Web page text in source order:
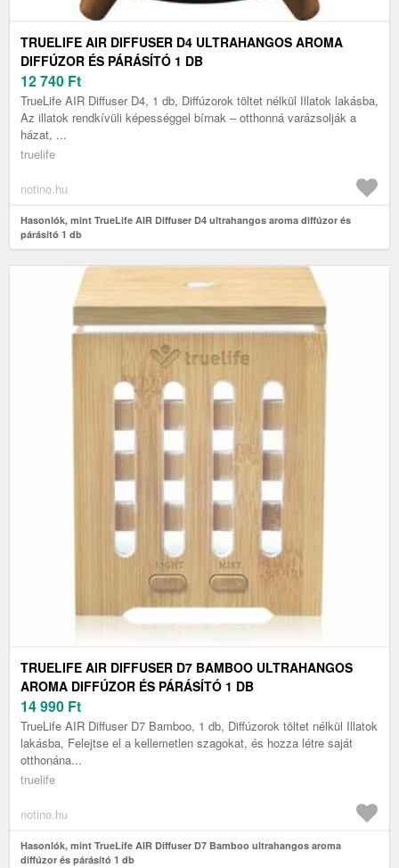
TRUELIFE AIR DIFFUSER D4 ULTRAHANGOS AROMA
DIFFÚZOR ÉS PÁRÁSÍTÓ 1 DB
12 740 Ft
TrueLife AIR Diffuser D4, 1 db, Diffúzorok töltet nélkül Illatok lakásba,
Az illatok rendkívüli képességgel bírnak – otthonná varázsolják a
házat, ...
truelife
notino.hu
Hasonlók, mint TrueLife AIR Diffuser D4 ultrahangos aroma diffúzor és
párásító 1 db
TRUELIFE AIR DIFFUSER D7 BAMBOO ULTRAHANGOS
AROMA DIFFÚZOR ÉS PÁRÁSÍTÓ 1 DB
14 990 Ft
TrueLife AIR Diffuser D7 Bamboo, 1 db, Diffúzorok töltet nélkül Illatok
lakásba, Felejtse el a kellemetlen szagokat, és hozza létre saját
otthonána...
truelife
notino.hu
Hasonlók, mint TrueLife AIR Diffuser D7 Bamboo ultrahangos aroma
diffúzor és párásító 1 db